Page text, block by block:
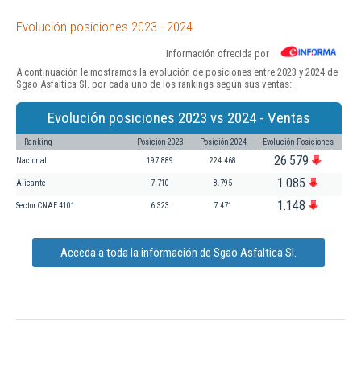
Evolución posiciones 2023 - 2024
Información ofrecida por
A continuación le mostramos la evolución de posiciones entre 2023 y 2024 de
Sgao Asfaltica Sl. por cada uno de los rankings según sus ventas:
Evolución posiciones 2023 vs 2024 - Ventas
Ranking Posición 2023 Posición 2024 Evolución Posiciones
Nacional 197.889 224.468 26.579
Alicante 7.710 8.795 1.085
Sector CNAE 4101 6.323 7.471 1.148
Acceda a toda la información de Sgao Asfaltica Sl.